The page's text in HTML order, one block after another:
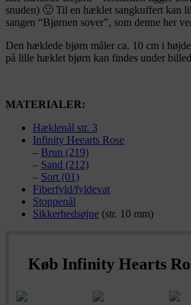
snuden) 🙂 Til en hæklet sangkuffert kan
sangen “Bjørnen sover”, som denne her
Den hæklede bjørn måler ca. 10 cm i
på lille hæklet bjørn kan findes under
MATERIALER:
Hæklenål str. 3
Infinity Heearts Rose
– Brun (219)
– Sand (212)
– Sort (01)
Fiberfyld/fyldevat
Stoppenål
Sikkerhedsøjne (str. 10 mm)
Køb Infinity Hearts